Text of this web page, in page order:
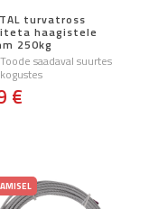
turvatross
haagistele
250kg
Toode saadaval suurtes
kogustes
€